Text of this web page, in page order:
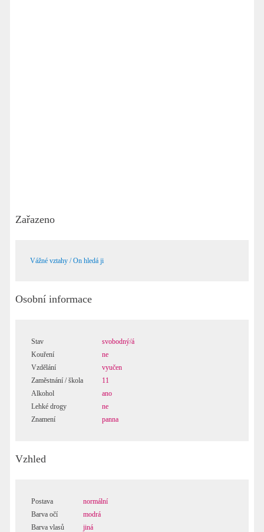
Zařazeno
Vážné vztahy / On hledá ji
Osobní informace
Stav
svobodný/á
Kouření
ne
Vzdělání
vyučen
Zaměstnání / škola
11
Alkohol
ano
Lehké drogy
ne
Znamení
panna
Vzhled
Postava
normální
Barva očí
modrá
Barva vlasů
jiná